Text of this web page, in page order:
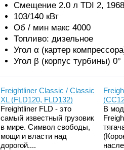
Смещение 2.0 л TDI 2,
103/140 кВт
Об / мин макс 4000
Топливо: дизельное
Угол α (картер
Угол β (корпус турбины) 0°
Freightliner Classic / Classic
XL (FLD120, FLD132)
Freightliner FLD - это
самый известный грузовик
в мире. Символ свободы,
мощи и власти над
дорогой....
В